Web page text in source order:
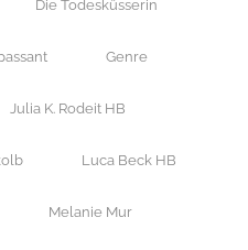
Die Todesküsserin
Genre
Julia K. Rodeit HB
Luca Beck HB
Melanie Mur